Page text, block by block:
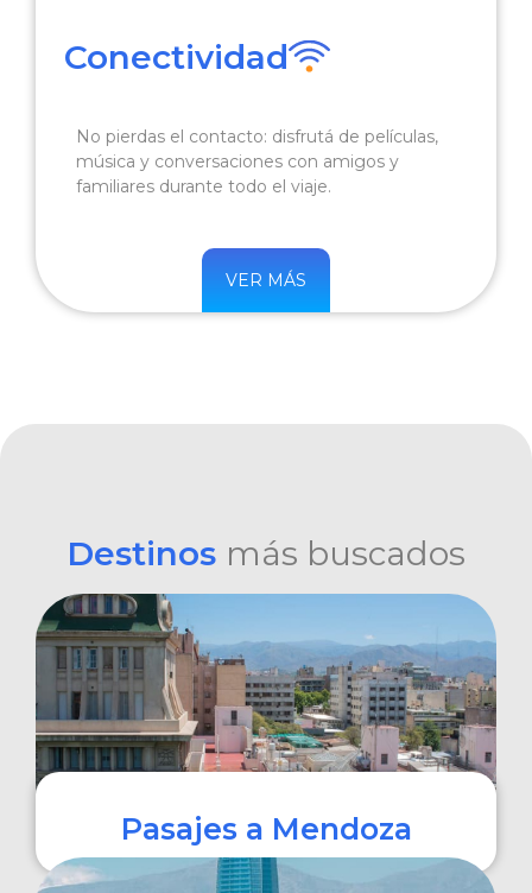
Conectividad
No pierdas el contacto: disfrutá de películas,
música y conversaciones con amigos y
familiares durante todo el viaje.
VER MÁS
Destinos más buscados
Pasajes a Mendoza